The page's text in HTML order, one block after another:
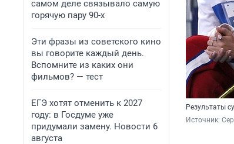
самом деле связывало самую
горячую пару 90-х
Эти фразы из советского кино
вы говорите каждый день.
Вспомните из каких они
фильмов? — тест
ЕГЭ хотят отменить к 2027
году: в Госдуме уже
придумали замену. Новости 6
августа
Результаты
Источник: